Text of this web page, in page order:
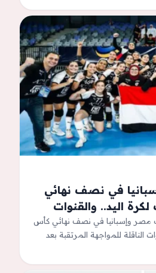
في نصف نهائي
اليد.. والقنوات
مصر وإسبانيا في نصف نهائي كأس
الناقلة للمواجهة المرتقبة بعد